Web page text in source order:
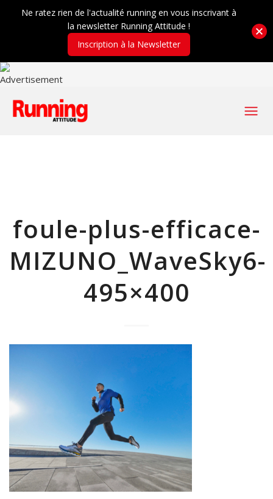
foule-plus-efficace-
MIZUNO_WaveSky6-
495×400
Ne ratez rien de l'actualité running en vous inscrivant à
la newsletter Running Attitude !
Inscription à la Newsletter